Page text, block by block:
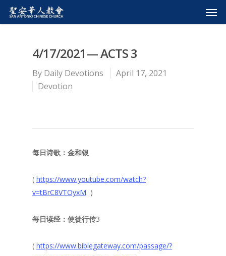
4/17/2021— ACTS 3
By Daily Devotions
April 17, 2021
Devotion
每日诗歌：金和银
( https://www.youtube.com/watch?
v=tBrC8VTOyxM )
每日读经：使徒行传3
( https://www.biblegateway.com/passage/?